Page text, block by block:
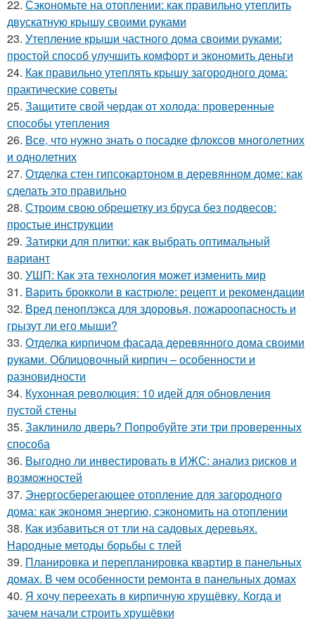
22. Сэкономьте на отоплении: как правильно утеплить
двускатную крышу своими руками
23. Утепление крыши частного дома своими руками:
простой способ улучшить комфорт и экономить деньги
24. Как правильно утеплять крышу загородного дома:
практические советы
25. Защитите свой чердак от холода: проверенные
способы утепления
26. Все, что нужно знать о посадке флоксов многолетних
и однолетних
27. Отделка стен гипсокартоном в деревянном доме: как
сделать это правильно
28. Строим свою обрешетку из бруса без подвесов:
простые инструкции
29. Затирки для плитки: как выбрать оптимальный
вариант
30. УШП: Как эта технология может изменить мир
31. Варить брокколи в кастрюле: рецепт и рекомендации
32. Вред пеноплэкса для здоровья, пожароопасность и
грызут ли его мыши?
33. Отделка кирпичом фасада деревянного дома своими
руками. Облицовочный кирпич – особенности и
разновидности
34. Кухонная революция: 10 идей для обновления
пустой стены
35. Заклинило дверь? Попробуйте эти три проверенных
способа
36. Выгодно ли инвестировать в ИЖС: анализ рисков и
возможностей
37. Энергосберегающее отопление для загородного
дома: как экономя энергию, сэкономить на отоплении
38. Как избавиться от тли на садовых деревьях.
Народные методы борьбы с тлей
39. Планировка и перепланировка квартир в панельных
домах. В чем особенности ремонта в панельных домах
40. Я хочу переехать в кирпичную хрущёвку. Когда и
зачем начали строить хрущёвки